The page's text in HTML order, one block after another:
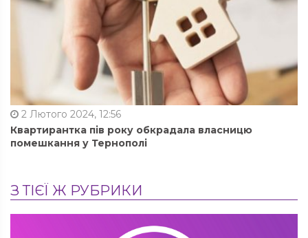
2 Лютого 2024, 12:56
Квартирантка пів року обкрадала власницю
помешкання у Тернополі
З ТІЄЇ Ж РУБРИКИ